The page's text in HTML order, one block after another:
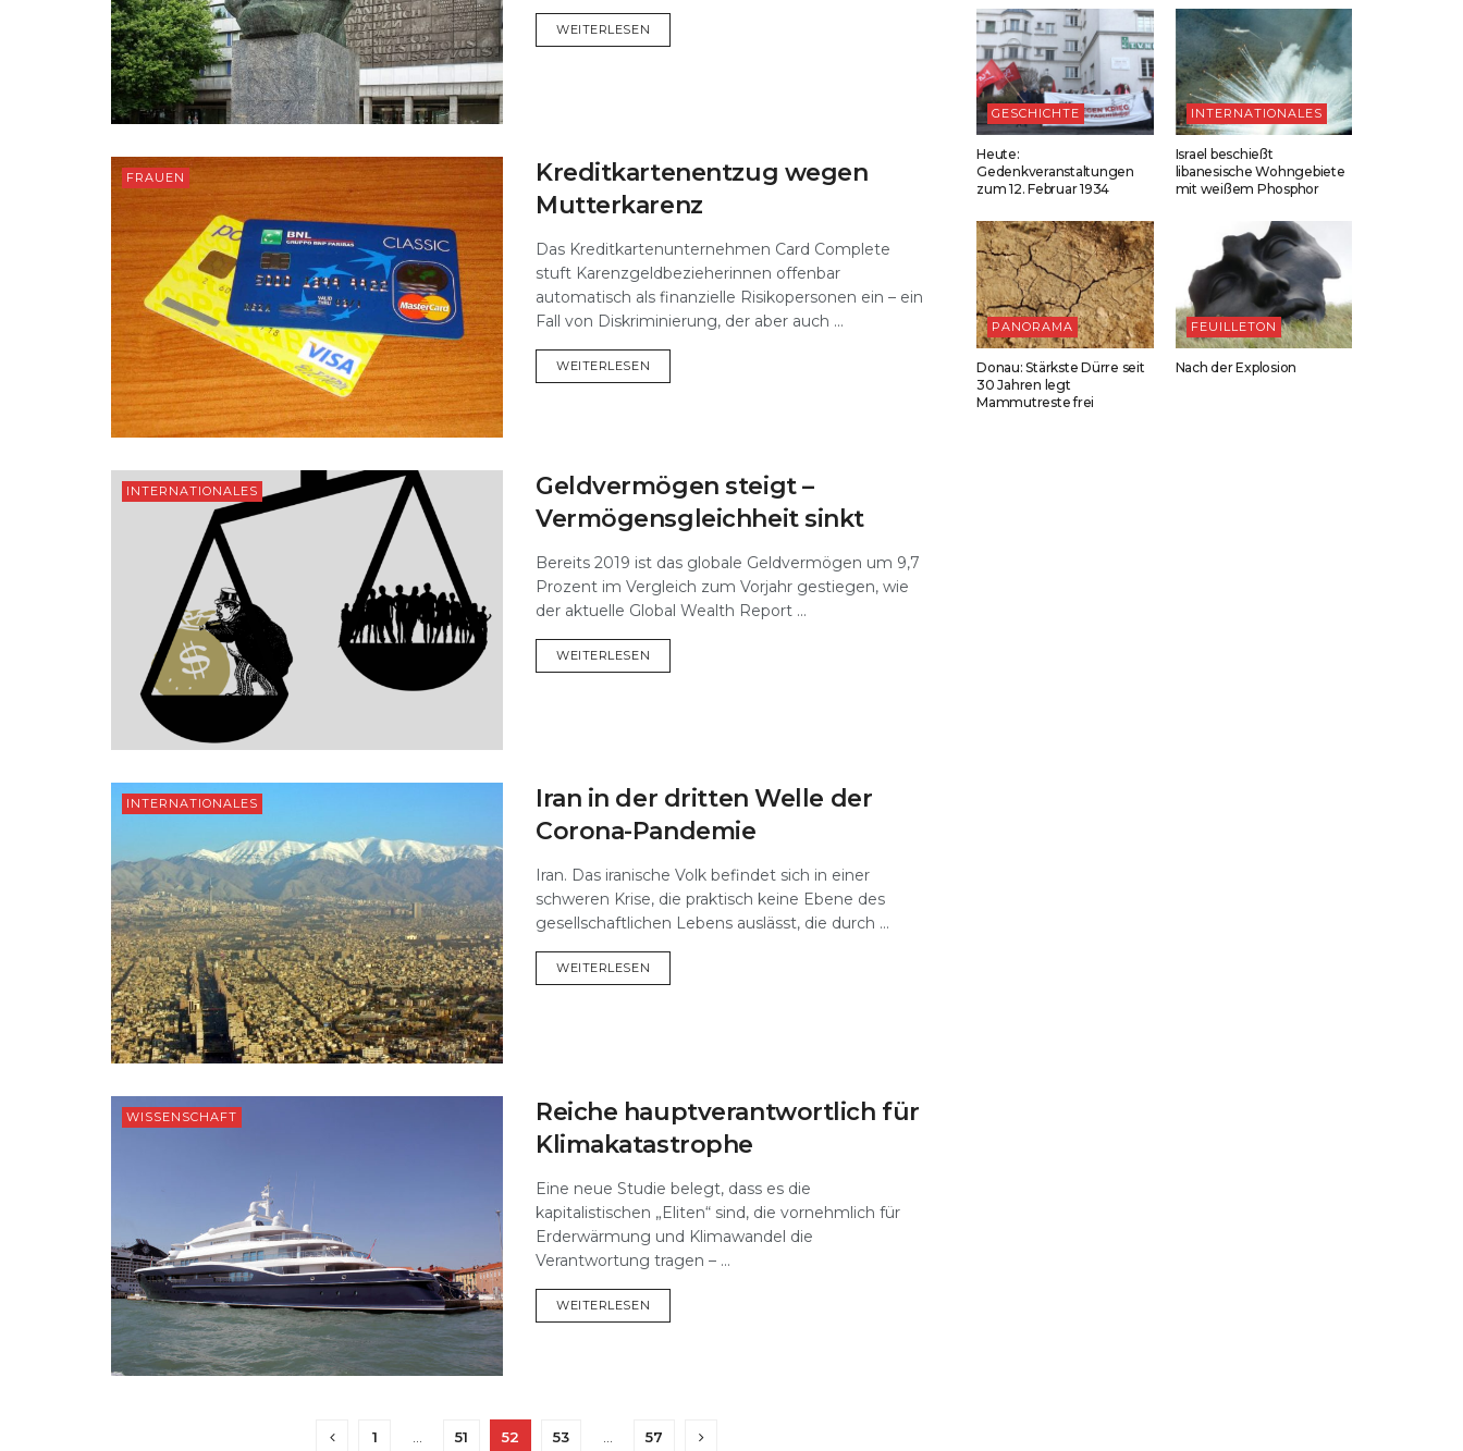
WEITERLESEN
FRAUEN
Kreditkartenentzug wegen
Mutterkarenz
Das Kreditkartenunternehmen Card Complete
stuft Karenzgeldbezieherinnen offenbar
automatisch als finanzielle Risikopersonen ein – ein
Fall von Diskriminierung, der aber auch ...
WEITERLESEN
INTERNATIONALES
Geldvermögen steigt –
Vermögensgleichheit sinkt
Bereits 2019 ist das globale Geldvermögen um 9,7
Prozent im Vergleich zum Vorjahr gestiegen, wie
der aktuelle Global Wealth Report ...
WEITERLESEN
INTERNATIONALES
Iran in der dritten Welle der
Corona-Pandemie
Iran. Das iranische Volk befindet sich in einer
schweren Krise, die praktisch keine Ebene des
gesellschaftlichen Lebens auslässt, die durch ...
WEITERLESEN
WISSENSCHAFT
Reiche hauptverantwortlich für
Klimakatastrophe
Eine neue Studie belegt, dass es die
kapitalistischen „Eliten“ sind, die vornehmlich für
Erderwärmung und Klimawandel die
Verantwortung tragen – ...
WEITERLESEN
1 51 52 53 57
GESCHICHTE
Heute:
Gedenkveranstaltungen
zum 12. Februar 1934
INTERNATIONALES
Israel beschießt
libanesische Wohngebiete
mit weißem Phosphor
PANORAMA
Donau: Stärkste Dürre seit
30 Jahren legt
Mammutreste frei
FEUILLETON
Nach der Explosion